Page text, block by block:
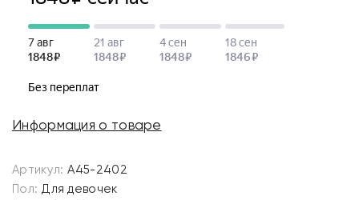
Информация о товаре
Артикул: A45-2402
Пол: Для девочек